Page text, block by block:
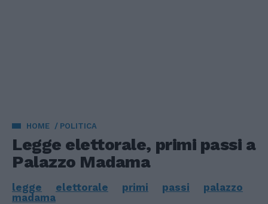
HOME POLITICA
Legge elettorale, primi passi a
Palazzo Madama
legge elettorale primi passi
palazzo
madama